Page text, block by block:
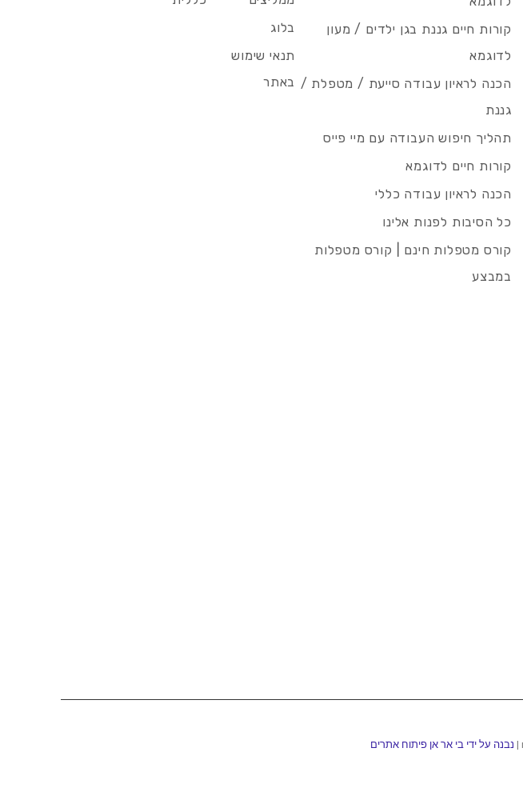
קורות חיים גננת בגן ילדים / מעון
לדוגמא
הכנה לראיון עבודה סייעת / מטפלת /
גננת
תהליך חיפוש העבודה עם מיי פייס
קורות חיים לדוגמא
הכנה לראיון עבודה כללי
כל הסיבות לפנות אלינו
קורס מטפלות חינם | קורס מטפלות
במבצע
בלוג
תנאי שימוש
באתר
נבנה על ידי בי אר אן פיתוח אתרים